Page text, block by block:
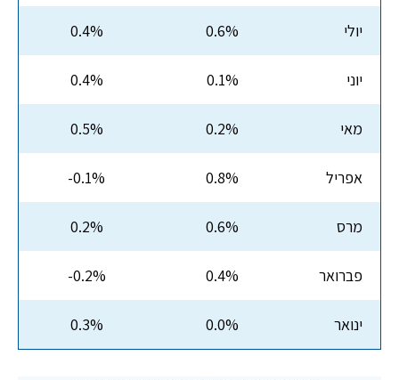
יולי 0.6%
0.4%
יוני 0.1%
0.4%
מאי 0.2%
0.5%
אפריל 0.8%
-0.1%
מרס 0.6%
0.2%
פברואר 0.4%
-0.2%
ינואר 0.0%
0.3%